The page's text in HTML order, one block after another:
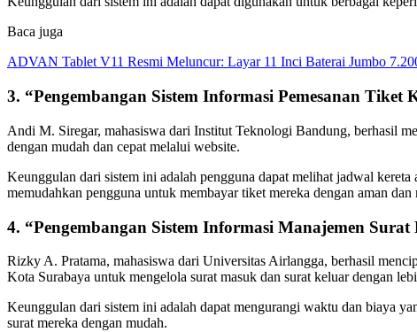
Baca juga
ADVAN Tablet V11 Resmi Meluncur: Layar 11 Inci Baterai Jumbo
3. “Pengembangan Sistem Informasi Pemesanan
Andi M. Siregar, mahasiswa dari Institut Teknologi Bandung, berhasil
dengan mudah dan cepat melalui website.
Keunggulan dari sistem ini adalah pengguna dapat melihat jadwal
memudahkan pengguna untuk membayar tiket mereka dengan aman dan
4. “Pengembangan Sistem Informasi Manajemen
Rizky A. Pratama, mahasiswa dari Universitas Airlangga, berhasil
Kota Surabaya untuk mengelola surat masuk dan surat keluar dengan
Keunggulan dari sistem ini adalah dapat mengurangi waktu dan biaya
surat mereka dengan mudah.